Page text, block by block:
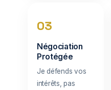
03
Négociation
Protégée
Je défends vos
intérêts, pas